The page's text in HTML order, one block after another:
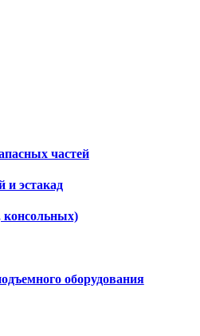
частей
и эстакад
консольных)
оборудования